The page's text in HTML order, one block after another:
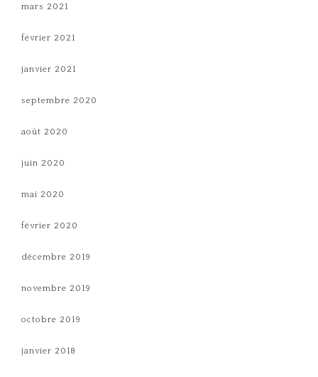
mars 2021
février 2021
janvier 2021
septembre 2020
août 2020
juin 2020
mai 2020
février 2020
décembre 2019
novembre 2019
octobre 2019
janvier 2018